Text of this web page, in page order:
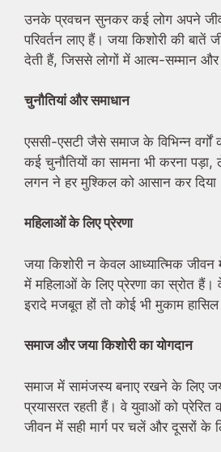
उनके प्रवचन सुनकर कई लोग अपने
परिवर्तन लाए हैं। जया किशोरी की बातें
देती हैं, जिससे लोगों में आत्म-सम्मान और
चुनौतियां और समाधान
एससी-एसटी जैसे समाज के विभिन्न
कई चुनौतियों का सामना भी करना
लगन ने हर मुश्किल को आसान कर
महिलाओं के लिए प्रेरणा
जया किशोरी न केवल आध्यात्मिक जीवन
में महिलाओं के लिए प्रेरणा का स्रोत हैं।
इरादे मजबूत हों तो कोई भी मुकाम
समाज और जया किशोरी का योगदान
समाज में सामंजस्य बनाए रखने के लिए
प्रयासरत रहती हैं। वे युवाओं को
जीवन में सही मार्ग पर चलें और दूसरों के